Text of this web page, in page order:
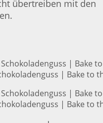
übertreiben mit den
| Bake to
| Bake to